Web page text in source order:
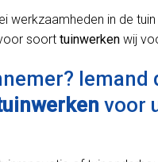
werkzaamheden in de
soort tuinwerken wij
Iemand
voor